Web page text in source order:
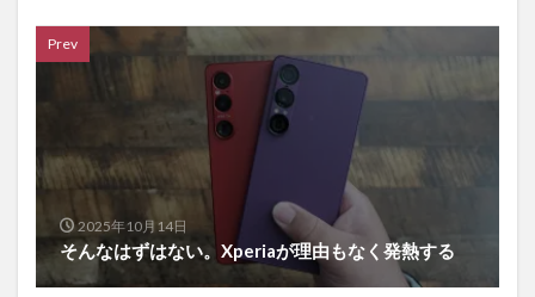
Prev
2025年10月14日
そんなはずはない。Xperiaが理由もなく発熱する